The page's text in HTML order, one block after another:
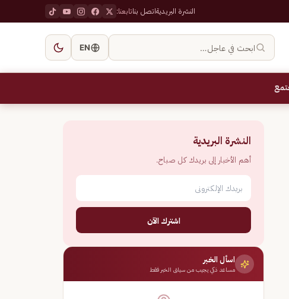
النشرة البريديةاتصل بناتابعنا:
ابحث في عاجل… EN
النشرة البريدية
أهم الأخبار إلى بريدك كل صباح.
اشترك الآن
اسأل الخبر
مساعد ذكي يجيب من سياق الخبر فقط